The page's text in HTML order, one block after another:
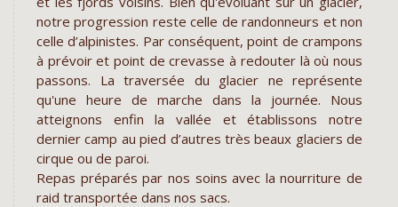
notre progression reste celle de randonneurs et non
celle d’alpinistes. Par conséquent, point de crampons
à prévoir et point de crevasse à redouter là où nous
passons. La traversée du glacier ne représente
qu'une heure de marche dans la journée. Nous
atteignons enfin la vallée et établissons notre
dernier camp au pied d’autres très beaux glaciers de
cirque ou de paroi.
Repas préparés par nos soins avec la nourriture de
raid transportée dans nos sacs.